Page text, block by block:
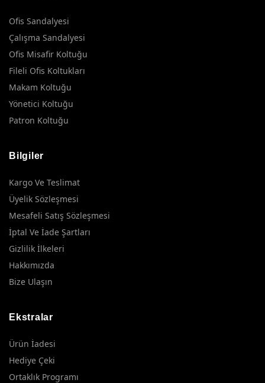
Ofis Sandalyesi
Çalışma Sandalyesi
Ofis Misafir Koltuğu
Fileli Ofis Koltukları
Makam Koltuğu
Yönetici Koltuğu
Patron Koltuğu
Bilgiler
Kargo Ve Teslimat
Üyelik Sözleşmesi
Mesafeli Satış Sözleşmesi
İptal Ve İade Şartları
Gizlilik İlkeleri
Hakkımızda
Bize Ulaşın
Ekstralar
Ürün İadesi
Hediye Çeki
Ortaklık Programı